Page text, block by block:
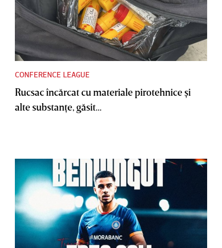
CONFERENCE LEAGUE
Rucsac încărcat cu materiale pirotehnice şi
alte substanţe, găsit...